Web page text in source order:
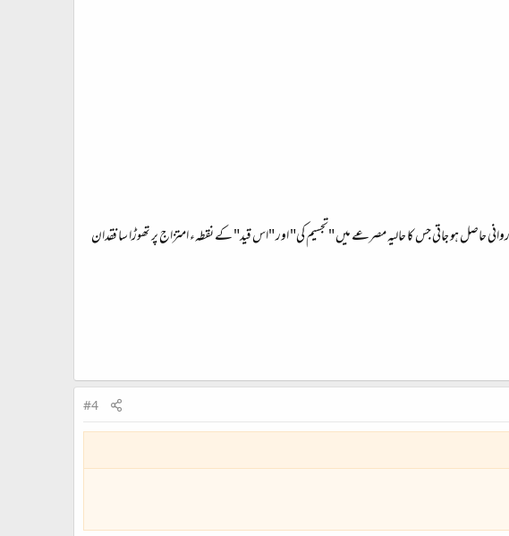
روانی حاصل ہو جاتی جس کا حالیہ مصرعے میں "تجسیم کی" اور "اس قید" کے نقطہء امتزاج پر تھوڑا سا فقدان
#4